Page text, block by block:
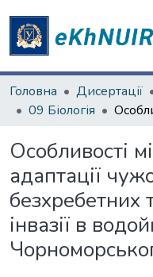
Головна Дисертації
09 Біологія
Особливості
адаптації
безхребетних
інвазії в